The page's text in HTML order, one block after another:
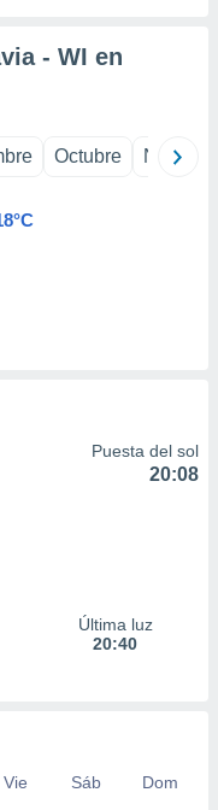
- WI en
Octubre
Puesta del sol
20:08
Última luz
20:40
Vie Sáb
Dom